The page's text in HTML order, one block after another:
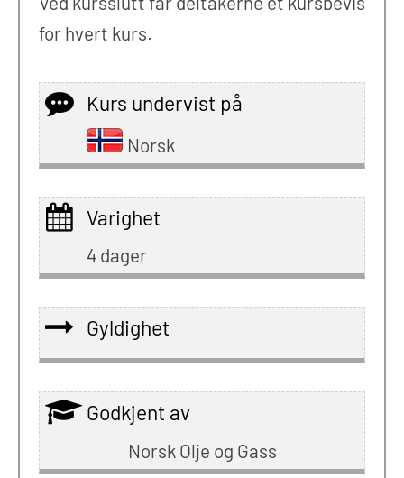
for hvert kurs.
Kurs undervist på
Norsk
Varighet
4 dager
Gyldighet
Godkjent av
Norsk Olje og Gass